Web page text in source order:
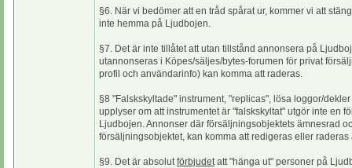
§6. När vi bedömer att en tråd spårat ur, kommer vi att
inte hemma på Ljudbojen.
§7. Det är inte tillåtet att utan tillstånd annonsera på
utannonseras i Köpes/säljes/bytes-forumen för privat
profil och användarinfo) kan komma att raderas.
§8 "Falskskyltade" instrument, "replicas", lösa loggor/
upplyser om att instrumentet är "falskskyltat" utgör inte en
Ljudbojen. Annonser där försäljningsobjektets ämnesrad
försäljningsobjektet, kan komma att redigeras eller
§9. Det är absolutförbjudetatt "hänga ut" personer på